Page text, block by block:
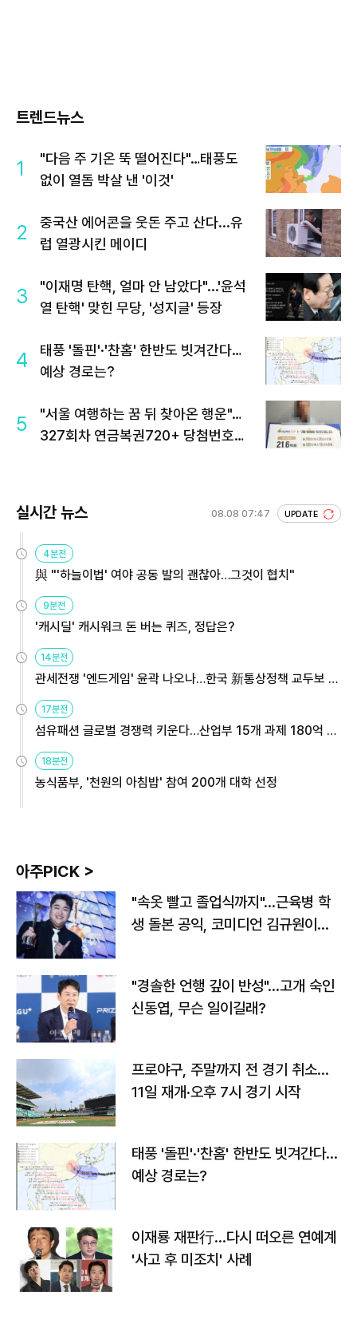
트렌드뉴스
1
"다음 주 기온 뚝 떨어진다"…태풍도
없이 열돔 박살 낸 '이것'
2
중국산 에어콘을 웃돈 주고 산다...유
럽 열광시킨 메이디
3
"이재명 탄핵, 얼마 안 남았다"...'윤석
열 탄핵' 맞힌 무당, '성지글' 등장
4
태풍 '돌핀'·'찬홈' 한반도 빗겨간다…
예상 경로는?
5
"서울 여행하는 꿈 뒤 찾아온 행운"…
327회차 연금복권720+ 당첨번호조
실시간 뉴스 08.08 07:47 UPDATE
4분전
與 "'하늘이법' 여야 공동 발의 괜찮아…그것이 협치"
9분전
'캐시딜' 캐시워크 돈 버는 퀴즈, 정답은?
14분전
관세전쟁 '엔드게임' 윤곽 나오나…한국 新통상정책 교두보 활
용해야
17분전
섬유패션 글로벌 경쟁력 키운다…산업부 15개 과제 180억 지
원
18분전
농식품부, '천원의 아침밥' 참여 200개 대학 선정
아주PICK >
"속옷 빨고 졸업식까지"…근육병 학
생 돌본 공익, 코미디언 김규원이었
"경솔한 언행 깊이 반성"…고개 숙인
신동엽, 무슨 일이길래?
프로야구, 주말까지 전 경기 취소…
11일 재개·오후 7시 경기 시작
태풍 '돌핀'·'찬홈' 한반도 빗겨간다…
예상 경로는?
이재룡 재판行…다시 떠오른 연예계
'사고 후 미조치' 사례